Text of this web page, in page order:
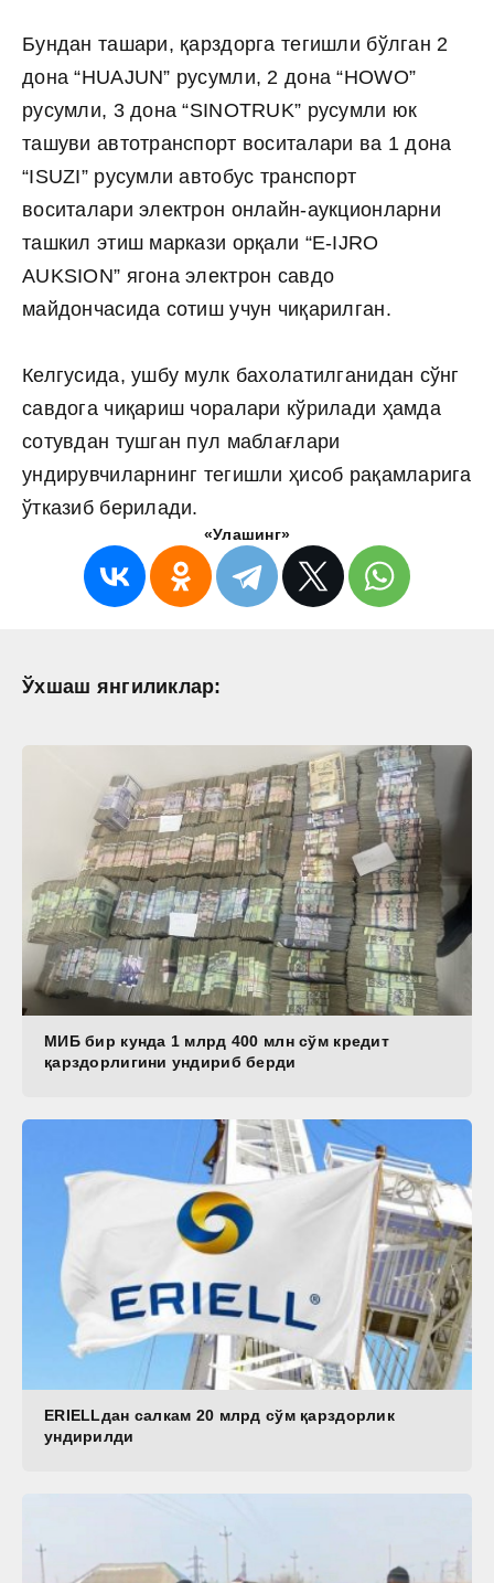
Бундан ташари, қарздорга тегишли бўлган 2
дона “HUAJUN” русумли, 2 дона “HOWO”
русумли, 3 дона “SINOTRUK” русумли юк
ташуви автотранспорт воситалари ва 1 дона
“ISUZI” русумли автобус транспорт
воситалари электрон онлайн-аукционларни
ташкил этиш маркази орқали “E-IJRO
AUKSION” ягона электрон савдо
майдончасида сотиш учун чиқарилган.
Келгусида, ушбу мулк бахолатилганидан сўнг
савдога чиқариш чоралари кўрилади ҳамда
сотувдан тушган пул маблағлари
ундирувчиларнинг тегишли ҳисоб рақамларига
ўтказиб берилади.
«Улашинг»
Ўхшаш янгиликлар:
МИБ бир кунда 1 млрд 400 млн сўм кредит
қарздорлигини ундириб берди
ERIELLдан салкам 20 млрд сўм қарздорлик
ундирилди